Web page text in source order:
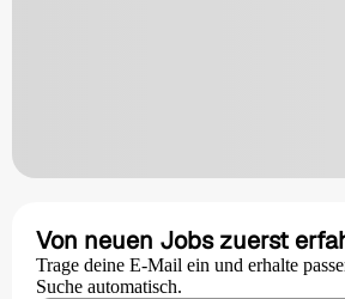
Von neuen Jobs zuerst
Trage deine E-Mail ein und erhalte
Suche automatisch.